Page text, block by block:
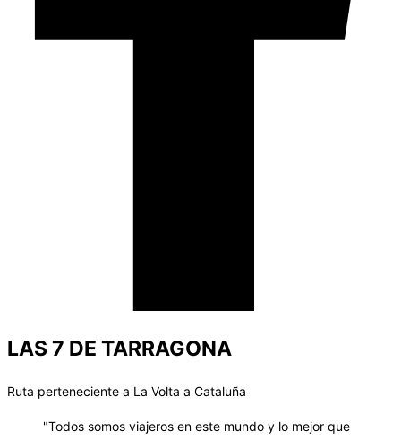
LAS 7 DE TARRAGONA
Ruta perteneciente a La Volta a Cataluña
"Todos somos viajeros en este mundo y lo mejor que